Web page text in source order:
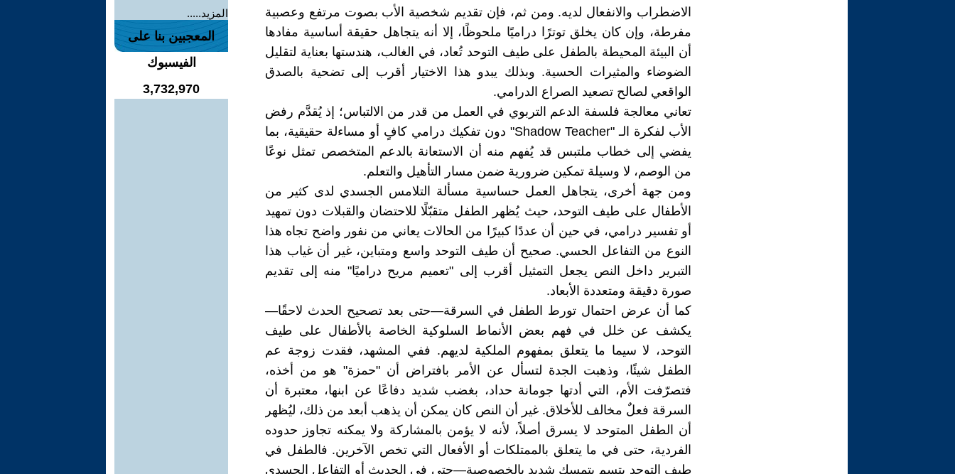
الاضطراب والانفعال لديه. ومن ثم، فإن تقديم شخصية الأب بصوت مرتفع وعصبية
مفرطة، وإن كان يخلق توترًا دراميًا ملحوظًا، إلا أنه يتجاهل حقيقة أساسية مفادها
أن البيئة المحيطة بالطفل على طيف التوحد تُعاد، في الغالب، هندستها بعناية لتقليل
الضوضاء والمثيرات الحسية. وبذلك يبدو هذا الاختيار أقرب إلى تضحية بالصدق
الواقعي لصالح تصعيد الصراع الدرامي.
تعاني معالجة فلسفة الدعم التربوي في العمل من قدر من الالتباس؛ إذ يُقدَّم رفض
الأب لفكرة الـ "Shadow Teacher" دون تفكيك درامي كافٍ أو مساءلة حقيقية، بما
يفضي إلى خطاب ملتبس قد يُفهم منه أن الاستعانة بالدعم المتخصص تمثل نوعًا
من الوصم، لا وسيلة تمكين ضرورية ضمن مسار التأهيل والتعلم.
ومن جهة أخرى، يتجاهل العمل حساسية مسألة التلامس الجسدي لدى كثير من
الأطفال على طيف التوحد، حيث يُظهر الطفل متقبّلًا للاحتضان والقبلات دون تمهيد
أو تفسير درامي، في حين أن عددًا كبيرًا من الحالات يعاني من نفور واضح تجاه هذا
النوع من التفاعل الحسي. صحيح أن طيف التوحد واسع ومتباين، غير أن غياب هذا
التبرير داخل النص يجعل التمثيل أقرب إلى "تعميم مريح دراميًا" منه إلى تقديم
صورة دقيقة ومتعددة الأبعاد.
كما أن عرض احتمال تورط الطفل في السرقة—حتى بعد تصحيح الحدث لاحقًا—
يكشف عن خلل في فهم بعض الأنماط السلوكية الخاصة بالأطفال على طيف
التوحد، لا سيما ما يتعلق بمفهوم الملكية لديهم. ففي المشهد، فقدت زوجة عم
الطفل شيئًا، وذهبت الجدة لتسأل عن الأمر بافتراض أن "حمزة" هو من أخذه،
فتصرّفت الأم، التي أدتها جومانة حداد، بغضب شديد دفاعًا عن ابنها، معتبرة أن
السرقة فعلٌ مخالف للأخلاق. غير أن النص كان يمكن أن يذهب أبعد من ذلك، ليُظهر
أن الطفل المتوحد لا يسرق أصلاً، لأنه لا يؤمن بالمشاركة ولا يمكنه تجاوز حدوده
الفردية، حتى في ما يتعلق بالممتلكات أو الأفعال التي تخص الآخرين. فالطفل في
طيف التوحد يتسم بتمسك شديد بالخصوصية—حتى في الحديث أو التفاعل الجسدي
المزيد.....
المعجبين بنا على
الفيسبوك
3,732,970